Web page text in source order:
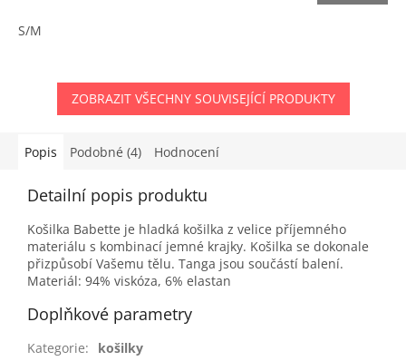
S/M
ZOBRAZIT VŠECHNY SOUVISEJÍCÍ PRODUKTY
Popis Podobné (4) Hodnocení
Detailní popis produktu
Košilka Babette je hladká košilka z velice příjemného
materiálu s kombinací jemné krajky. Košilka se dokonale
přizpůsobí Vašemu tělu. Tanga jsou součástí balení.
Materiál: 94% viskóza, 6% elastan
Doplňkové parametry
Kategorie:
košilky